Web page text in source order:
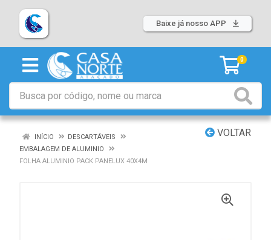
Baixe já nosso APP
0
VOLTAR
INÍCIO
DESCARTÁVEIS
EMBALAGEM DE ALUMINIO
FOLHA ALUMINIO PACK PANELUX 40X4M